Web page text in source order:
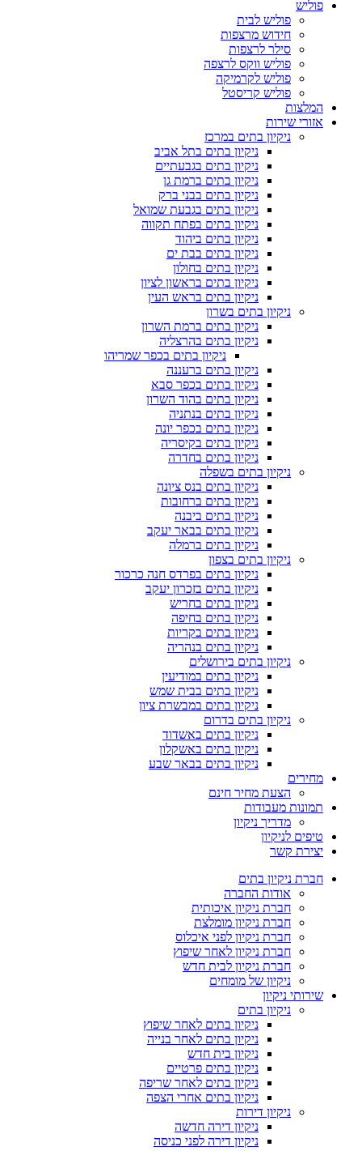
פוליש
פוליש לבית
חידוש מרצפות
סילר לרצפות
פוליש ווקס לרצפה
פוליש לקרמיקה
פוליש קריסטל
המלצות
אזורי שירות
ניקיון בתים במרכז
ניקיון בתים בתל אביב
ניקיון בתים בגבעתיים
ניקיון בתים ברמת גן
ניקיון בתים בבני ברק
ניקיון בתים בגבעת שמואל
ניקיון בתים בפתח תקווה
ניקיון בתים ביהוד
ניקיון בתים בבת ים
ניקיון בתים בחולון
ניקיון בתים בראשון לציון
ניקיון בתים בראש העין
ניקיון בתים בשרון
ניקיון בתים ברמת השרון
ניקיון בתים בהרצליה
ניקיון בתים בכפר שמריהו
ניקיון בתים ברעננה
ניקיון בתים בכפר סבא
ניקיון בתים בהוד השרון
ניקיון בתים בנתניה
ניקיון בתים בכפר יונה
ניקיון בתים בקיסריה
ניקיון בתים בחדרה
ניקיון בתים בשפלה
ניקיון בתים בנס ציונה
ניקיון בתים ברחובות
ניקיון בתים ביבנה
ניקיון בתים בבאר יעקב
ניקיון בתים ברמלה
ניקיון בתים בצפון
ניקיון בתים בפרדס חנה כרכור
ניקיון בתים בזכרון יעקב
ניקיון בתים בחריש
ניקיון בתים בחיפה
ניקיון בתים בקריות
ניקיון בתים בנהריה
ניקיון בתים בירושלים
ניקיון בתים במודיעין
ניקיון בתים בבית שמש
ניקיון בתים במבשרת ציון
ניקיון בתים בדרום
ניקיון בתים באשדוד
ניקיון בתים באשקלון
ניקיון בתים בבאר שבע
מחירים
הצעת מחיר חינם
תמונות מעבודות
מדריך ניקיון
טיפים לניקיון
יצירת קשר
חברת ניקיון בתים
אודות החברה
חברת ניקיון איכותית
חברת ניקיון מומלצת
חברת ניקיון לפני איכלוס
חברת ניקיון לאחר שיפוץ
חברת ניקיון לבית חדש
ניקיון של מומחים
שירותי ניקיון
ניקיון בתים
ניקיון בתים לאחר שיפוץ
ניקיון בתים לאחר בנייה
ניקיון בית חדש
ניקיון בתים פרטיים
ניקיון בתים לאחר שריפה
ניקיון בתים אחרי הצפה
ניקיון דירות
ניקיון דירה חדשה
ניקיון דירה לפני כניסה